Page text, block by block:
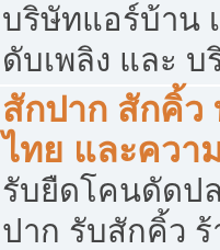
บริษัทแอร์บ้าน
ดับเพลิง และ
สักปาก สักคิ้
ไทย และควา
รับยืดโคนดัดป
ปาก รับสักคิ้ว